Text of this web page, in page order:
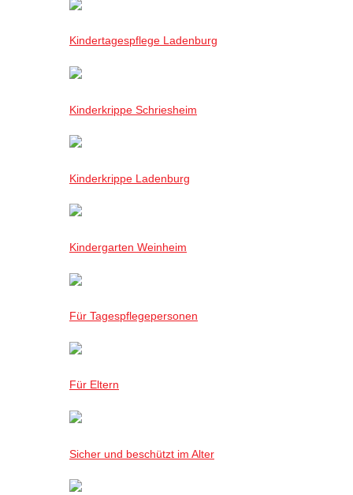
Kindertagespflege Ladenburg
Kinderkrippe Schriesheim
Kinderkrippe Ladenburg
Kindergarten Weinheim
Für Tagespflegepersonen
Für Eltern
Sicher und beschützt im Alter